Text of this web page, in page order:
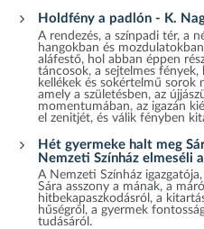
Holdfény a padlón - K.
A rendezés, a színpadi tér, a
hangokban és
aláfestő, hol abban éppen
táncosok, a sejtelmes
kellékek és sokértelmű sorok
amely a születésben, az
momentumában, az igazán
el zenitjét, és válik fényben
Hét gyermeke halt meg
Nemzeti Színház elmeséli
A Nemzeti Színház
Sára asszony a mának, a
hitbekapaszkodásról, a
hűségről, a gyermek
tudásáról.